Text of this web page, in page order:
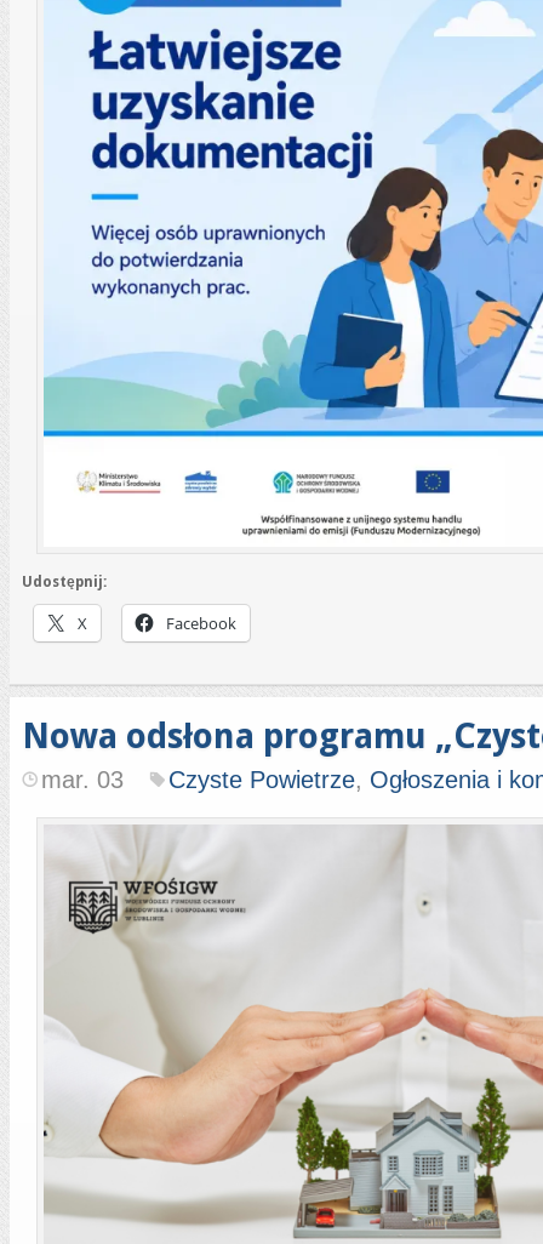
Udostępnij:
X Facebook
Nowa odsłona programu
mar. 03 Czyste Powietrze, Ogłoszenia i